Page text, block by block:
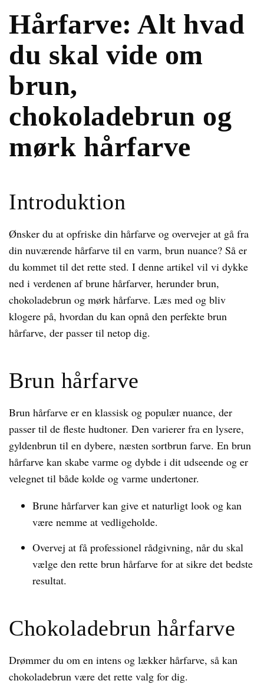
Hårfarve: Alt hvad
du skal vide om
brun,
chokoladebrun og
mørk hårfarve
Introduktion
Ønsker du at opfriske din hårfarve og overvejer at gå fra
din nuværende hårfarve til en varm, brun nuance? Så er
du kommet til det rette sted. I denne artikel vil vi dykke
ned i verdenen af brune hårfarver, herunder brun,
chokoladebrun og mørk hårfarve. Læs med og bliv
klogere på, hvordan du kan opnå den perfekte brun
hårfarve, der passer til netop dig.
Brun hårfarve
Brun hårfarve er en klassisk og populær nuance, der
passer til de fleste hudtoner. Den varierer fra en lysere,
gyldenbrun til en dybere, næsten sortbrun farve. En brun
hårfarve kan skabe varme og dybde i dit udseende og er
velegnet til både kolde og varme undertoner.
Brune hårfarver kan give et naturligt look og kan
være nemme at vedligeholde.
Overvej at få professionel rådgivning, når du skal
vælge den rette brun hårfarve for at sikre det bedste
resultat.
Chokoladebrun hårfarve
Drømmer du om en intens og lækker hårfarve, så kan
chokoladebrun være det rette valg for dig.